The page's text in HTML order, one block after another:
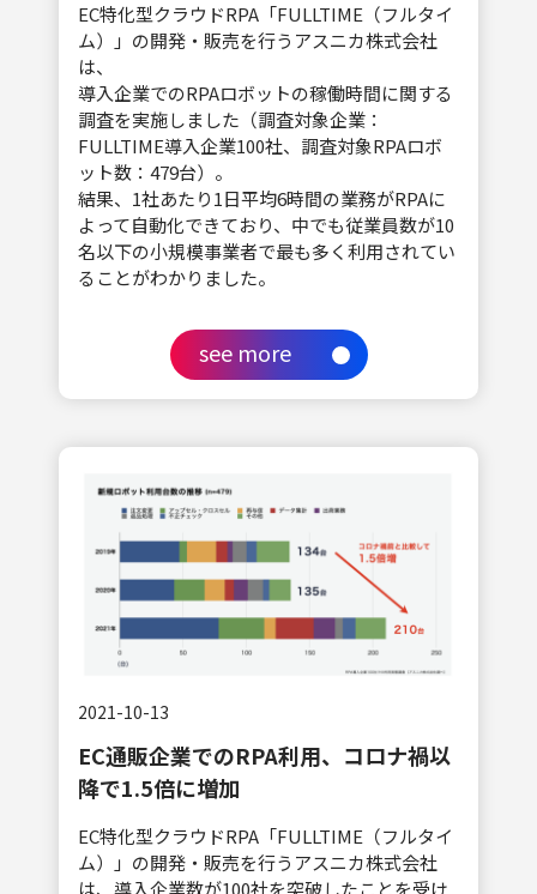
EC特化型クラウドRPA「FULLTIME（フルタイ
ム）」の開発・販売を行うアスニカ株式会社
は、
導入企業でのRPAロボットの稼働時間に関する
調査を実施しました（調査対象企業：
FULLTIME導入企業100社、調査対象RPAロボ
ット数：479台）。
結果、1社あたり1日平均6時間の業務がRPAに
よって自動化できており、中でも従業員数が10
名以下の小規模事業者で最も多く利用されてい
ることがわかりました。
see more
2021-10-13
EC通販企業でのRPA利用、コロナ禍以
降で1.5倍に増加
EC特化型クラウドRPA「FULLTIME（フルタイ
ム）」の開発・販売を行うアスニカ株式会社